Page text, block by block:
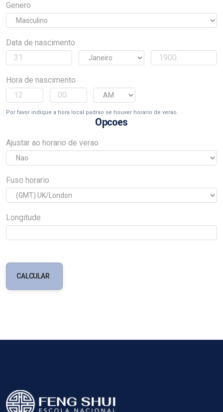
Genero
Data de nascimento
Hora de nascimento
Por favor indique a hora local padrao se houver horario de verao.
Opcoes
Ajustar ao horario de verao
Fuso horario
Longitude
CALCULAR